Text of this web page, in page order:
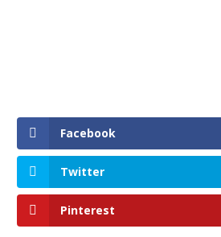
Facebook
Twitter
Pinterest